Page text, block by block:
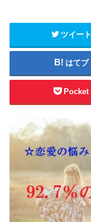
ツイート
はてブ
Pocket